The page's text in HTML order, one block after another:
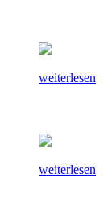
weiterlesen
weiterlesen